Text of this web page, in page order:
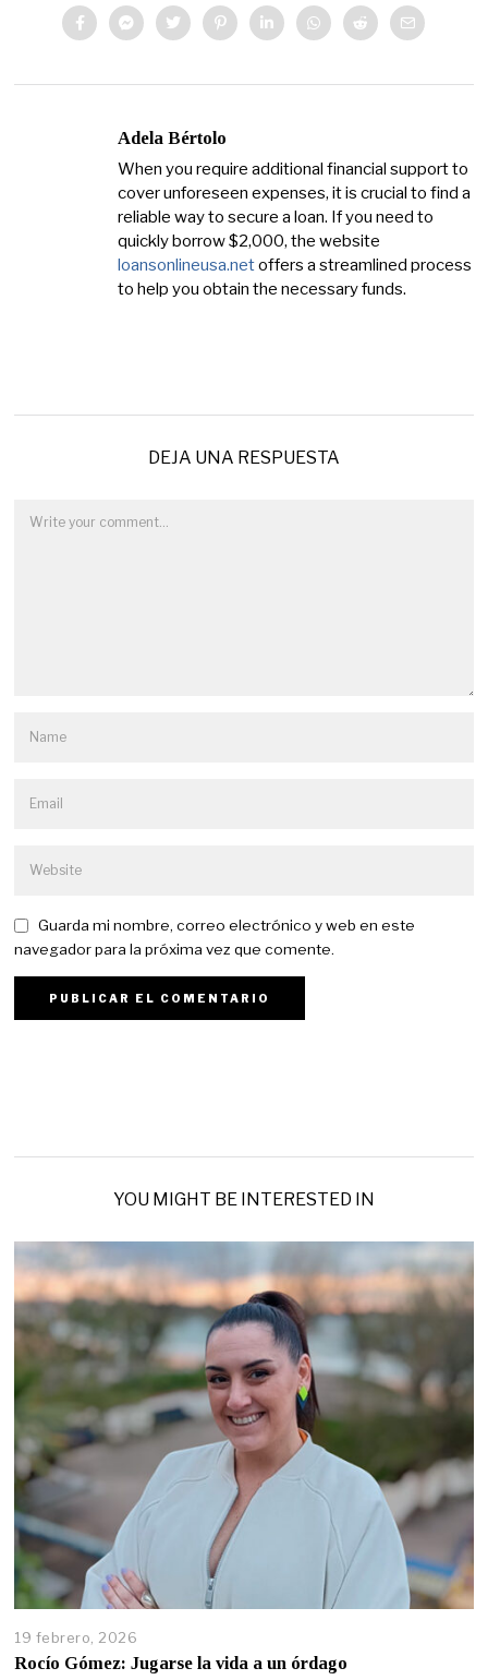
Adela Bértolo
When you require additional financial support to
cover unforeseen expenses, it is crucial to find a
reliable way to secure a loan. If you need to
quickly borrow $2,000, the website
loansonlineusa.netoffers a streamlined process
to help you obtain the necessary funds.
DEJA UNA RESPUESTA
Guarda mi nombre, correo electrónico y web en este
navegador para la próxima vez que comente.
YOU MIGHT BE INTERESTED IN
19 febrero, 2026
Rocío Gómez: Jugarse la vida a un órdago